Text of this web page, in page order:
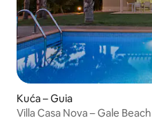
Kuća – Guia
Villa Casa Nova – Gale